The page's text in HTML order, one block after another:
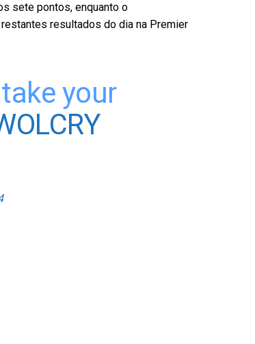
sete pontos, enquanto o
resultados do dia na Premier
your